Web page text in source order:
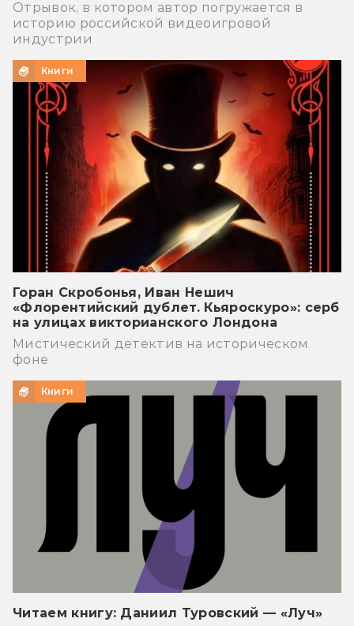
Отрывок, в котором автор погружается в
историю российской видеоигровой
индустрии
Книги
Горан Скробонья, Иван Нешич
«Флорентийский дублет. Кьяроскуро»: серб
на улицах викторианского Лондона
Мистический детектив на историческом
фоне
Книги
Читаем книгу: Даниил Туровский — «Луч»